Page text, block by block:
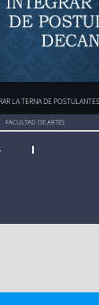
DE
DE CORTE
DE
LA TERNA DE
FACULTAD DE ARTES